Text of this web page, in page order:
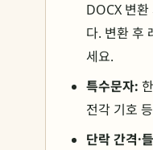
DOCX 변환
다. 변환 후
세요.
특수문자:
전각 기호
단락 간격·